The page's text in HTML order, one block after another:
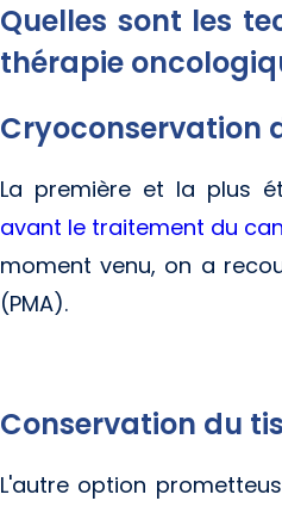
Quelles sont les
thérapie
Cryoconservation
La première et la plus
avant le traitement du
moment venu, on a
(PMA).
Conservation du
L'autre option